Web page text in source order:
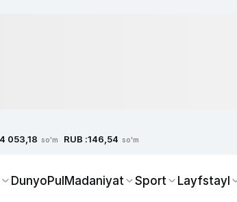
053,18 so'm RUB :146,54 so'm
DunyoPulMadaniyat Sport Layfstayl